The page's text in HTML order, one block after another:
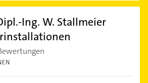
Ing. W. Stallmeier